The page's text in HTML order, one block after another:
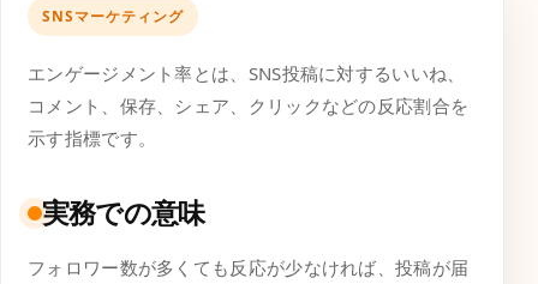
SNSマーケティング
エンゲージメント率とは、SNS投稿に対するいいね、
コメント、保存、シェア、クリックなどの反応割合を
示す指標です。
実務での意味
フォロワー数が多くても反応が少なければ、投稿が届